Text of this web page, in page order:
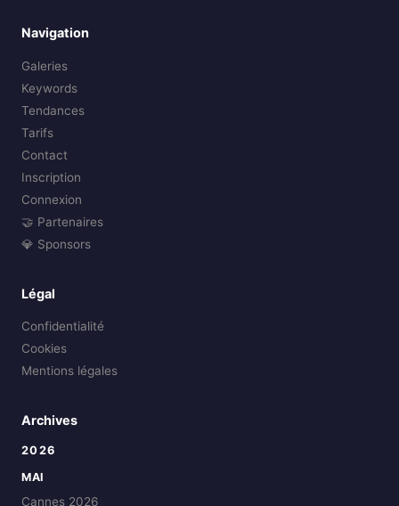
Navigation
Galeries
Keywords
Tendances
Tarifs
Contact
Inscription
Connexion
🤝 Partenaires
💎 Sponsors
Légal
Confidentialité
Cookies
Mentions légales
Archives
2026
MAI
Cannes 2026